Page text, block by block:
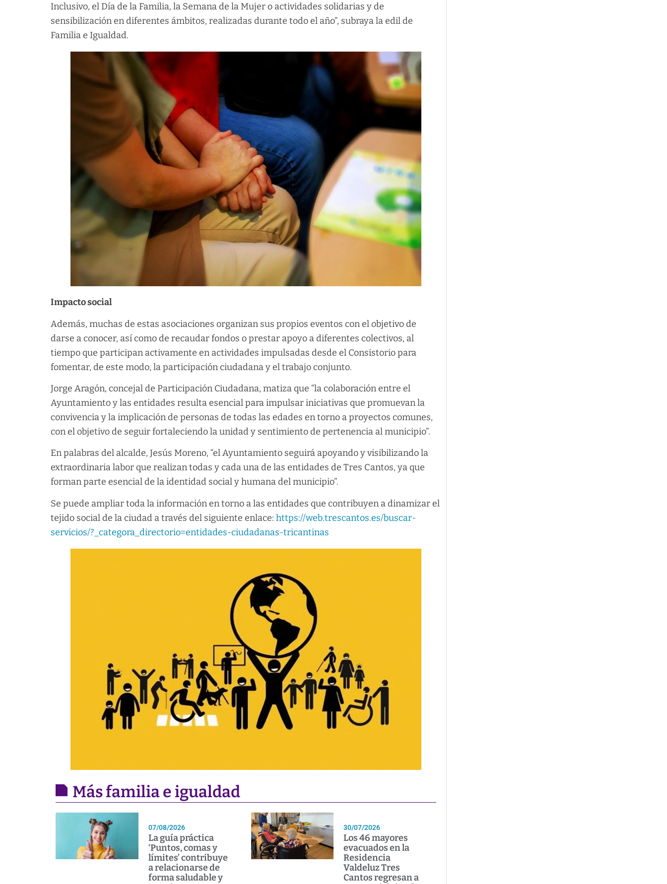
Inclusivo, el Día de la Familia, la Semana de la Mujer o actividades solidarias y de
sensibilización en diferentes ámbitos, realizadas durante todo el año”, subraya la edil de
Familia e Igualdad.
Impacto social
Además, muchas de estas asociaciones organizan sus propios eventos con el objetivo de
darse a conocer, así como de recaudar fondos o prestar apoyo a diferentes colectivos, al
tiempo que participan activamente en actividades impulsadas desde el Consistorio para
fomentar, de este modo, la participación ciudadana y el trabajo conjunto.
Jorge Aragón, concejal de Participación Ciudadana, matiza que “la colaboración entre el
Ayuntamiento y las entidades resulta esencial para impulsar iniciativas que promuevan la
convivencia y la implicación de personas de todas las edades en torno a proyectos comunes,
con el objetivo de seguir fortaleciendo la unidad y sentimiento de pertenencia al municipio”.
En palabras del alcalde, Jesús Moreno, “el Ayuntamiento seguirá apoyando y visibilizando la
extraordinaria labor que realizan todas y cada una de las entidades de Tres Cantos, ya que
forman parte esencial de la identidad social y humana del municipio”.
Se puede ampliar toda la información en torno a las entidades que contribuyen a dinamizar el
tejido social de la ciudad a través del siguiente enlace: https://web.trescantos.es/buscar-
servicios/?_categora_directorio=entidades-ciudadanas-tricantinas
Más familia e igualdad
07/08/2026
La guía práctica
‘Puntos, comas y
límites’ contribuye
a relacionarse de
forma saludable y
30/07/2026
Los 46 mayores
evacuados en la
Residencia
Valdeluz Tres
Cantos regresan a